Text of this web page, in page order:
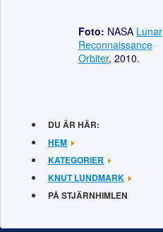
Foto: NASA Lunar
Reconnaissance
Orbiter, 2010.
DU ÄR HÄR:
HEM
KATEGORIER
KNUT LUNDMARK
PÅ STJÄRNHIMLEN